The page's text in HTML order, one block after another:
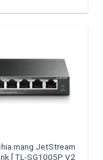
mạng JetStream
[ TL-SG1005P V2